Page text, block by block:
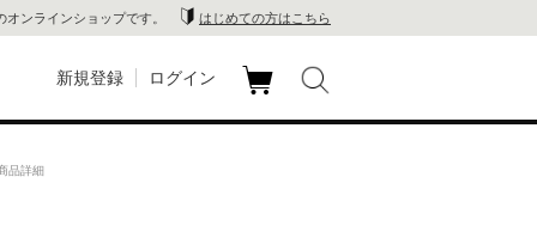
ンラインショップです。 はじめての方はこちら
新規登録 ログイン
品詳細